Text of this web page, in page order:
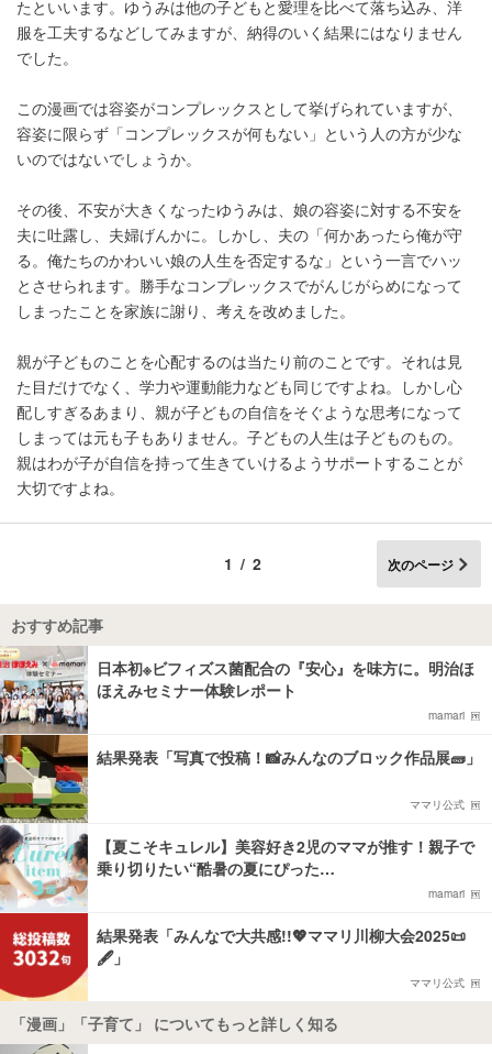
たといいます。ゆうみは他の子どもと愛理を比べて落ち込み、洋
服を工夫するなどしてみますが、納得のいく結果にはなりません
でした。
この漫画では容姿がコンプレックスとして挙げられていますが、
容姿に限らず「コンプレックスが何もない」という人の方が少な
いのではないでしょうか。
その後、不安が大きくなったゆうみは、娘の容姿に対する不安を
夫に吐露し、夫婦げんかに。しかし、夫の「何かあったら俺が守
る。俺たちのかわいい娘の人生を否定するな」という一言でハッ
とさせられます。勝手なコンプレックスでがんじがらめになって
しまったことを家族に謝り、考えを改めました。
親が子どものことを心配するのは当たり前のことです。それは見
た目だけでなく、学力や運動能力なども同じですよね。しかし心
配しすぎるあまり、親が子どもの自信をそぐような思考になって
しまっては元も子もありません。子どもの人生は子どものもの。
親はわが子が自信を持って生きていけるようサポートすることが
大切ですよね。
1/2 次のページ
おすすめ記事
日本初※ビフィズス菌配合の『安心』を味方に。明治ほ
ほえみセミナー体験レポート
mamari
結果発表「写真で投稿！📸みんなのブロック作品展🧱」
ママリ公式
【夏こそキュレル】美容好き2児のママが推す！親子で
乗り切りたい“酷暑の夏にぴった…
mamari
結果発表「みんなで大共感!!💖ママリ川柳大会2025📜
🖋️」
ママリ公式
「漫画」「子育て」 についてもっと詳しく知る